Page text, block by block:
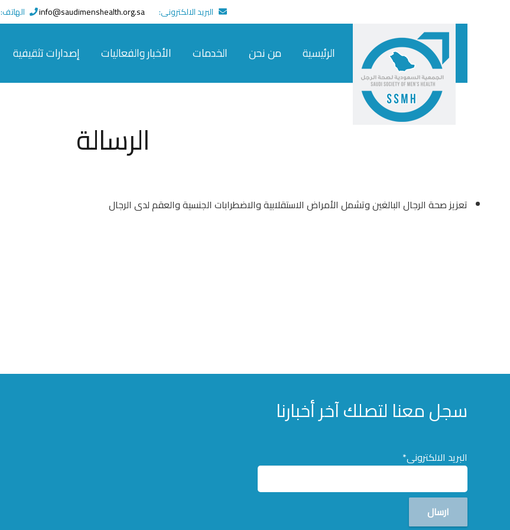
البريد الالكترونى: info@saudimenshealth.org.sa الهاتف:
الرئيسية من نحن الخدمات الأخبار والفعاليات إصدارات تثقيفية
الرسالة
تعزيز صحة الرجال البالغين وتشمل الأمراض الاستقلابية والاضطرابات الجنسية والعقم لدى الرجال
سجل معنا لتصلك آخر أخبارنا
البريد الالكترونى*